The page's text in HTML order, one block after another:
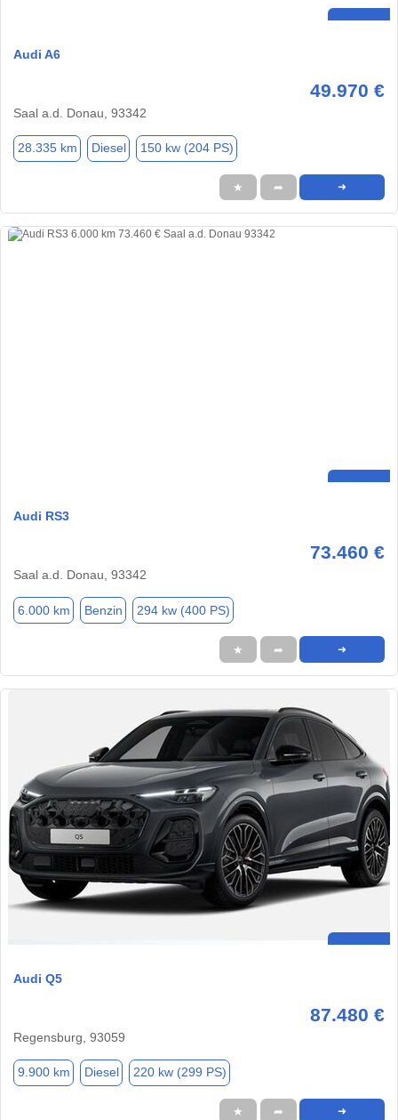
Audi A6
49.970 €
Saal a.d. Donau, 93342
28.335 km Diesel 150 kw (204 PS)
★ ➦ ➜
Audi RS3
73.460 €
Saal a.d. Donau, 93342
6.000 km Benzin 294 kw (400 PS)
★ ➦ ➜
Audi Q5
87.480 €
Regensburg, 93059
9.900 km Diesel 220 kw (299 PS)
★ ➦ ➜